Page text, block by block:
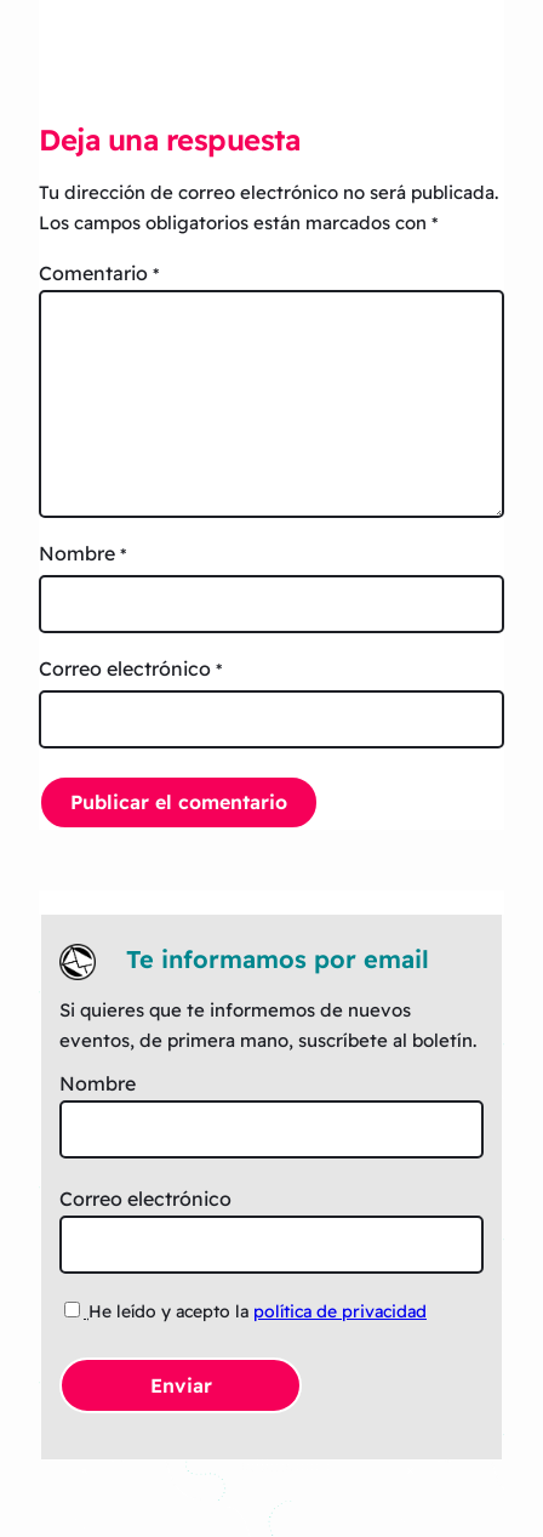
Deja una respuesta
Tu dirección de correo electrónico no será publicada.
Los campos obligatorios están marcados con *
Comentario *
Nombre *
Correo electrónico *
Te informamos por email
Si quieres que te informemos de nuevos
eventos, de primera mano, suscríbete al boletín.
Nombre
Correo electrónico
He leído y acepto la política de privacidad